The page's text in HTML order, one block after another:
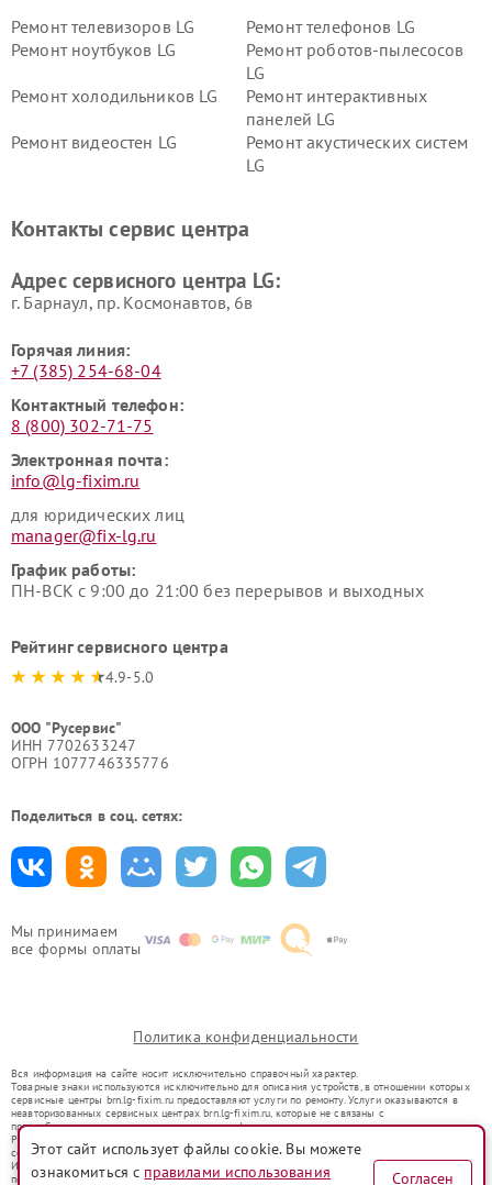
Мы принимаем
все формы оплаты
Ремонт телевизоров LG
Ремонт телефонов LG
Ремонт ноутбуков LG
Ремонт роботов-пылесосов
LG
Ремонт холодильников LG
Ремонт интерактивных
панелей LG
Ремонт видеостен LG
Ремонт акустических систем
LG
Ремонт морозильных камер
Ремонт вертикальных
Контакты сервис центра
Адрес сервисного центра LG:
г. Барнаул, ​пр. Космонавтов, 6в
Горячая линия:
+7 (385) 254-68-04
Контактный телефон:
8 (800) 302-71-75
Электронная почта:
info@lg-fixim.ru
для юридических лиц
manager@fix-lg.ru
График работы:
ПН-ВСК с 9:00 до 21:00 без перерывов и выходных
Рейтинг сервисного центра
4.9-5.0
ООО "Русервис"
ИНН 7702633247
ОГРН 1077746335776
Поделиться в соц. сетях:
Политика конфиденциальности
Вся информация на сайте носит исключительно справочный характер.
Товарные знаки используются исключительно для описания устройств, в отношении которых
сервисные центры brn.lg-fixim.ru предоставляют услуги по ремонту. Услуги оказываются в
неавторизованных сервисных центрах brn.lg-fixim.ru, которые не связаны с
правообладателями товарных знаков или их официальными представителями.
Ремонт осуществляется для устройств, уже введенных в гражданский оборот в соответствии
со статьей 1487 ГК РФ.
Использование товарных знаков не преследует цели индивидуализации услуг или введения
потребителей в заблуждение, а служит для информирования о предоставляемых услугах по
Этот сайт использует файлы cookie. Вы можете
ознакомиться с правилами использования Согласен